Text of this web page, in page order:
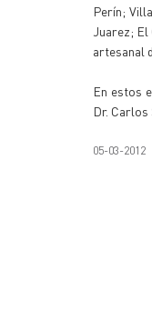
Perín;
Juarez; El
artesanal
En estos
Dr.
05-03-2012